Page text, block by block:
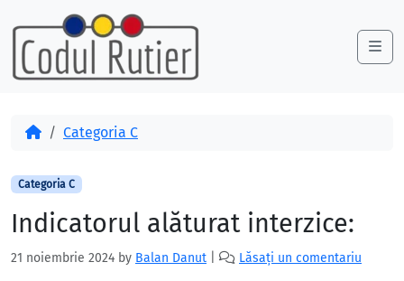
Skip to content
Skip to footer
AcasăCategoria C
Categoria C
Indicatorul alăturat interzice:
21 noiembrie 2024 by Balan Danut Lăsați un comentariu